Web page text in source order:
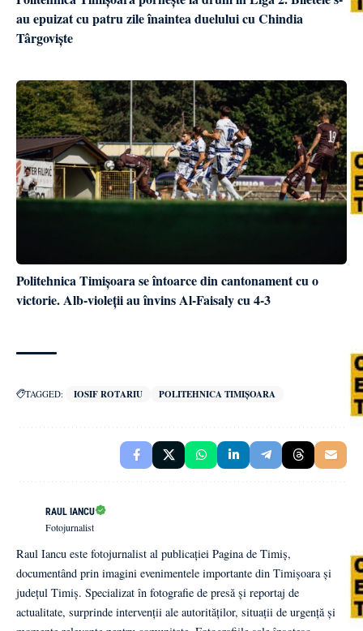
au epuizat cu patru zile înaintea duelului cu Chindia
Târgoviște
Politehnica Timișoara se întoarce din cantonament cu o
victorie. Alb-violeții au învins Al-Faisaly cu 4-3
TAGGED: IOSIF ROTARIU POLITEHNICA TIMIȘOARA
RAUL IANCU
Fotojurnalist
Raul Iancu este fotojurnalist al publicației Pagina de Timiș,
documentând prin imagini evenimentele importante din Timișoara și
județul Timiș. Specializat în fotografie de presă și reportaj de
actualitate, surprinde intervenții ale autorităților, situații de urgență și